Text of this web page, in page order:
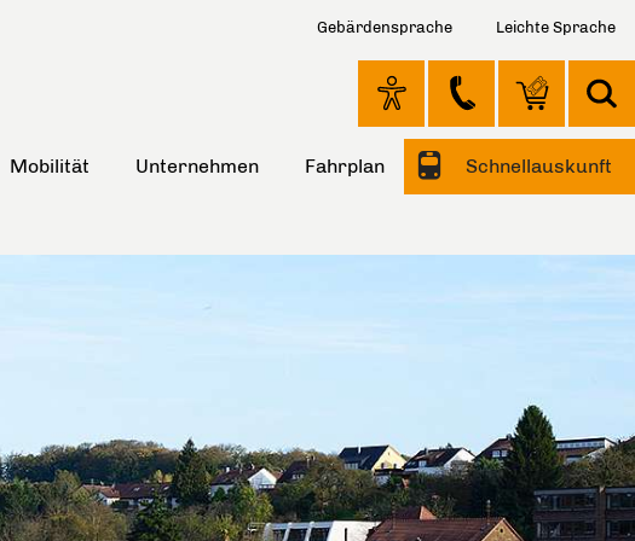
Gebärdensprache Leichte Sprache
Mobilität Unternehmen Fahrplan Schnellauskunft